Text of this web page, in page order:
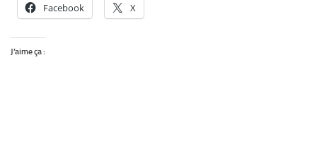
Facebook X
J’aime ça :